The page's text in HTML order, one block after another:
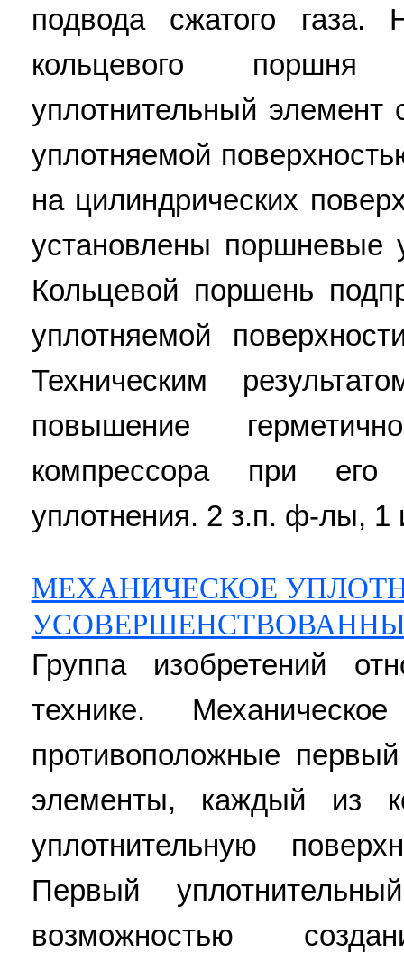
подвода сжатого газа.
кольцевого поршня
уплотнительный элемент
уплотняемой
на цилиндрических
установлены поршневые
Кольцевой поршень
уплотняемой
Техническим
повышение
компрессора при
уплотнения. 2 з.п. ф-лы, 1
МЕХАНИЧЕСКОЕ
Группа изобретений
технике.
противоположные
элементы, каждый из
уплотнительную
Первый
возможностью